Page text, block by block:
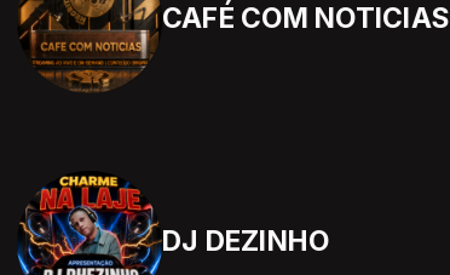
CAFÉ COM NOTICIAS
DJ DEZINHO